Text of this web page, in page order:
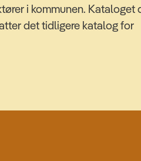
i kommunen.
det tidligere katalog for